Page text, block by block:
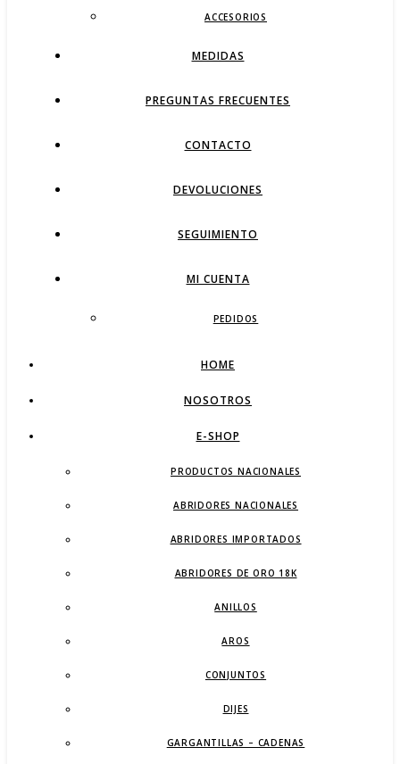
ACCESORIOS
MEDIDAS
PREGUNTAS FRECUENTES
CONTACTO
DEVOLUCIONES
SEGUIMIENTO
MI CUENTA
PEDIDOS
HOME
NOSOTROS
E-SHOP
PRODUCTOS NACIONALES
ABRIDORES NACIONALES
ABRIDORES IMPORTADOS
ABRIDORES DE ORO 18K
ANILLOS
AROS
CONJUNTOS
DIJES
GARGANTILLAS – CADENAS